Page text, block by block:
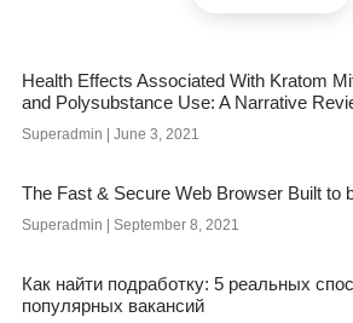
Health Effects Associated With Kratom
and Polysubstance Use: A Narrative
Superadmin June 3, 2021
The Fast & Secure Web Browser Built to
Superadmin September 8, 2021
Как найти подработку: 5 реальных
популярных вакансий